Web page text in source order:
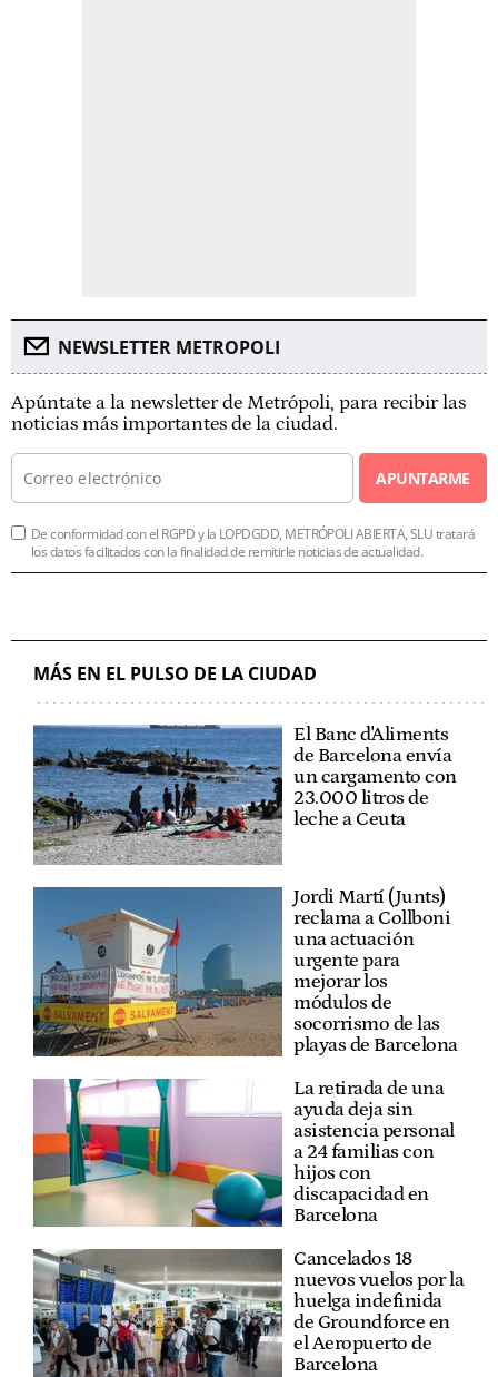
NEWSLETTER METROPOLI
Apúntate a la newsletter de Metrópoli, para recibir las
noticias más importantes de la ciudad.
APUNTARME
De conformidad con el RGPD y la LOPDGDD, METRÓPOLI ABIERTA, SLU tratará
los datos facilitados con la finalidad de remitirle noticias de actualidad.
MÁS EN EL PULSO DE LA CIUDAD
El Banc d'Aliments
de Barcelona envía
un cargamento con
23.000 litros de
leche a Ceuta
Jordi Martí (Junts)
reclama a Collboni
una actuación
urgente para
mejorar los
módulos de
socorrismo de las
playas de Barcelona
La retirada de una
ayuda deja sin
asistencia personal
a 24 familias con
hijos con
discapacidad en
Barcelona
Cancelados 18
nuevos vuelos por la
huelga indefinida
de Groundforce en
el Aeropuerto de
Barcelona